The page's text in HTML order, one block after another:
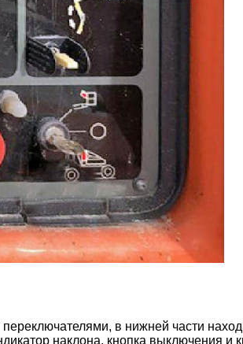
в нижней части
наклона, кнопка выключения и